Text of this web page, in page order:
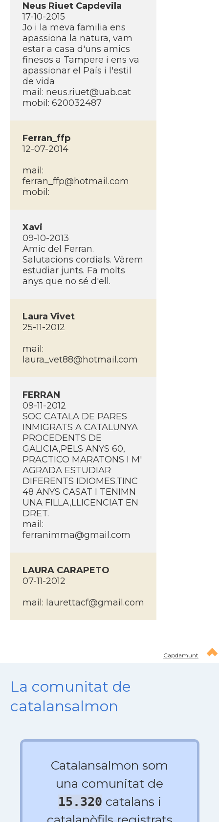
Neus Riuet Capdevila
17-10-2015
Jo i la meva familia ens
apassiona la natura, vam
estar a casa d'uns amics
finesos a Tampere i ens va
apassionar el Paí­s i l'estil
de vida
mail: neus.riuet@uab.cat
mobil: 620032487
Ferran_ffp
12-07-2014
mail:
ferran_ffp@hotmail.com
mobil:
Xavi
09-10-2013
Amic del Ferran.
Salutacions cordials. Vàrem
estudiar junts. Fa molts
anys que no sé d'ell.
Laura Vivet
25-11-2012
mail:
laura_vet88@hotmail.com
FERRAN
09-11-2012
SOC CATALA DE PARES
INMIGRATS A CATALUNYA
PROCEDENTS DE
GALICIA,PELS ANYS 60,
PRACTICO MARATONS I M'
AGRADA ESTUDIAR
DIFERENTS IDIOMES.TINC
48 ANYS CASAT I TENIMN
UNA FILLA,LLICENCIAT EN
DRET.
mail:
ferranimma@gmail.com
LAURA CARAPETO
07-11-2012
mail: laurettacf@gmail.com
Capdamunt
La comunitat de
catalansalmon
Catalansalmon som
una comunitat de
15.320 catalans i